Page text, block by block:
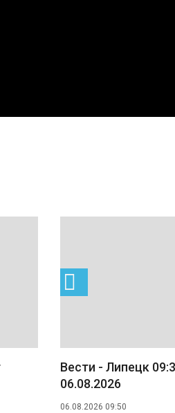
Вести - Липецк
06.08.2026
06.08.2026 09:50